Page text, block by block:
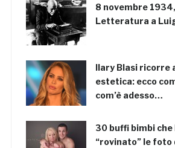
8 novembre
Letteratura a
Ilary Blasi ricorre
estetica: ecco
com’è adesso…
30 buffi bimbi che
“rovinato” le foto